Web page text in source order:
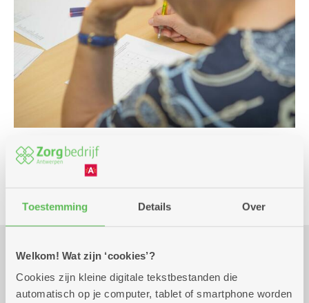
Toestemming Details Over
Welkom! Wat zijn ‘cookies’?
Cookies zijn kleine digitale tekstbestanden die
automatisch op je computer, tablet of smartphone worden
Cursus en workshop
Praktisch